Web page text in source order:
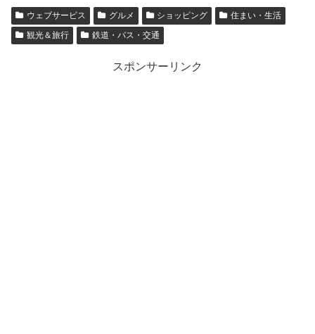
ウェブサービス グルメ ショッピング
住まい・生活
観光＆旅行
鉄道・バス・交通
スポンサーリンク